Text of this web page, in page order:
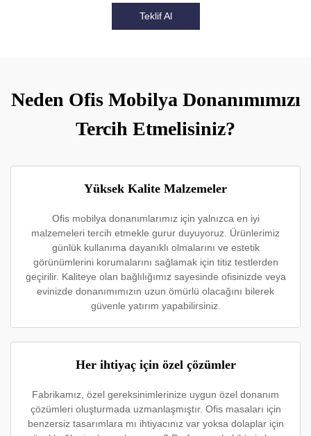
Teklif Al
Neden Ofis Mobilya Donanımımızı
Tercih Etmelisiniz?
Yüksek Kalite Malzemeler
Ofis mobilya donanımlarımız için yalnızca en iyi
malzemeleri tercih etmekle gurur duyuyoruz. Ürünlerimiz
günlük kullanıma dayanıklı olmalarını ve estetik
görünümlerini korumalarını sağlamak için titiz testlerden
geçirilir. Kaliteye olan bağlılığımız sayesinde ofisinizde veya
evinizde donanımımızın uzun ömürlü olacağını bilerek
güvenle yatırım yapabilirsiniz.
Her ihtiyaç için özel çözümler
Fabrikamız, özel gereksinimlerinize uygun özel donanım
çözümleri oluşturmada uzmanlaşmıştır. Ofis masaları için
benzersiz tasarımlara mı ihtiyacınız var yoksa dolaplar için